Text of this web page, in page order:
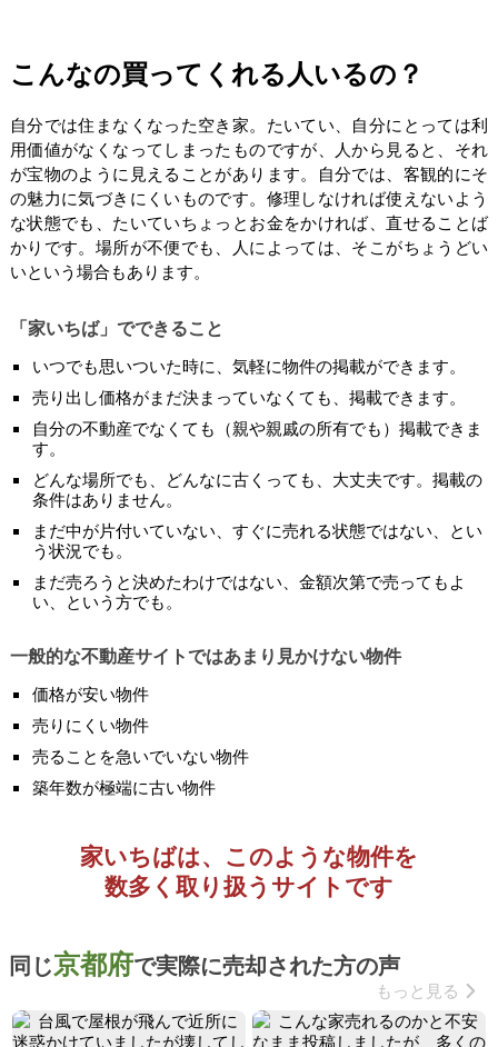
こんなの買ってくれる人いるの？
自分では住まなくなった空き家。たいてい、自分にとっては利
用価値がなくなってしまったものですが、人から見ると、それ
が宝物のように見えることがあります。自分では、客観的にそ
の魅力に気づきにくいものです。修理しなければ使えないよう
な状態でも、たいていちょっとお金をかければ、直せることば
かりです。場所が不便でも、人によっては、そこがちょうどい
いという場合もあります。
「家いちば」でできること
いつでも思いついた時に、気軽に物件の掲載ができます。
売り出し価格がまだ決まっていなくても、掲載できます。
自分の不動産でなくても（親や親戚の所有でも）掲載できま
す。
どんな場所でも、どんなに古くっても、大丈夫です。掲載の
条件はありません。
まだ中が片付いていない、すぐに売れる状態ではない、とい
う状況でも。
まだ売ろうと決めたわけではない、金額次第で売ってもよ
い、という方でも。
一般的な不動産サイトではあまり見かけない物件
価格が安い物件
売りにくい物件
売ることを急いでいない物件
築年数が極端に古い物件
家いちばは、このような物件を
数多く取り扱うサイトです
同じ京都府で実際に売却された方の声
もっと見る